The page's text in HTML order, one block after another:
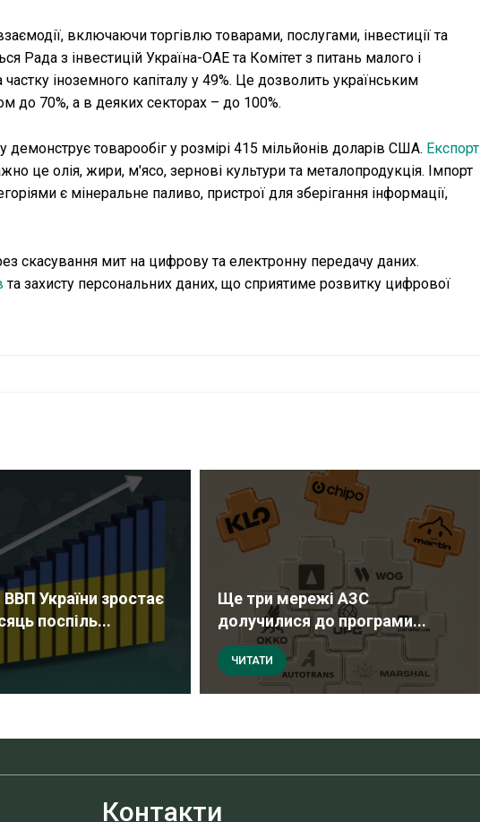
включаючи торгівлю товарами, послугами, інвестиції та
з інвестицій Україна-ОАЕ та Комітет з питань малого і
іноземного капіталу у 49%. Це дозволить українським
до 70%, а в деяких секторах – до 100%.
демонструє товарообіг у розмірі 415 мільйонів доларів США. Експорт
це олія, жири, м'ясо, зернові культури та металопродукція. Імпорт
є мінеральне паливо, пристрої для зберігання інформації,
скасування мит на цифрову та електронну передачу даних.
та захисту персональних даних, що сприятиме розвитку цифрової
України зростає
поспіль...
Ще три мережі АЗС
долучилися до програми...
ЧИТАТИ
Контакти